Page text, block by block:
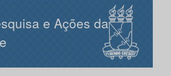
e Ações da